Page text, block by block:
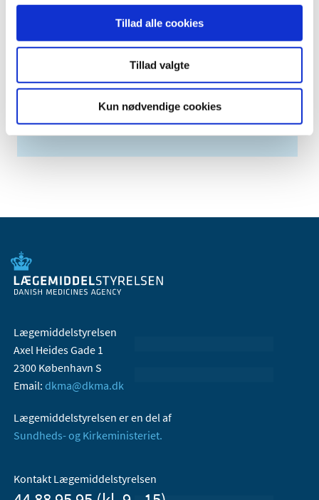
Tillad alle cookies
Tillad valgte
Kun nødvendige cookies
Høringer på Høringsportalen
Se Lægemiddelstyrelsens høringer påhøringsportalen
Lægemiddelstyrelsen
Axel Heides Gade 1
2300 København S
Email: dkma@dkma.dk
Lægemiddelstyrelsen er en del af
Sundheds- og Kirkeministeriet.
Kontakt Lægemiddelstyrelsen